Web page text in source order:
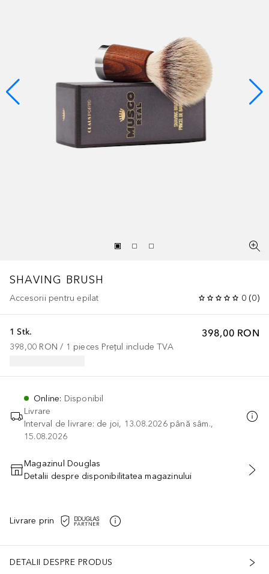
SHAVING BRUSH
Accesorii pentru epilat 0 (0)
398,00 RON
1 Stk.
398,00 RON / 1 pieces Prețul include TVA
Online: Disponibil
Livrare
Interval de livrare: de joi, 13.08.2026 până sâm.,
15.08.2026
ADĂUGAȚI ÎN COŞ
Magazinul Douglas
Detalii despre disponibilitatea magazinului
Livrare prin
DETALII DESPRE PRODUS